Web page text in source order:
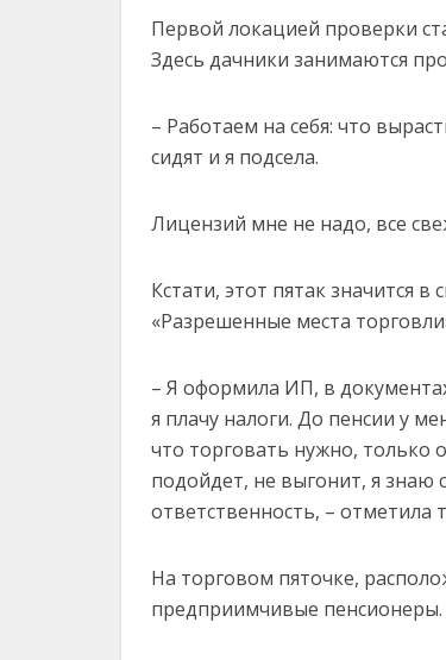
Первой локацией проверки
Здесь дачники занимаются
– Работаем на себя: что
сидят и я подсела.
Лицензий мне не надо, все
Кстати, этот пятак значится
«Разрешенные места
– Я оформила ИП, в
я плачу налоги. До пенсии у
что торговать нужно, только
подойдет, не выгонит, я знаю
ответственность, –
На торговом пяточке,
предприимчивые пенсионеры.